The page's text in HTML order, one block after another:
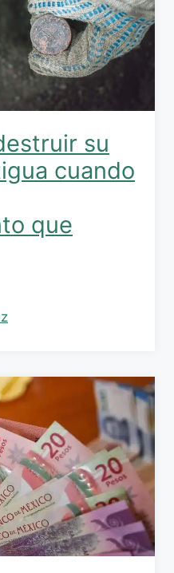
su
cuando
que